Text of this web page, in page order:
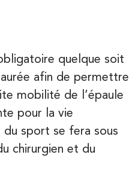
quelque soit
afin de permettre
mobilité de l’épaule
pour la vie
sport se fera sous
chirurgien et du
Paris
Paris